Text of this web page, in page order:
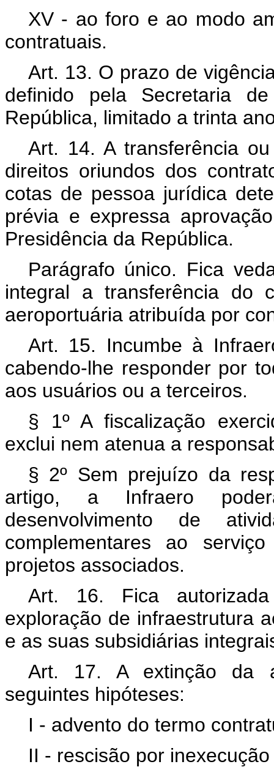
XV - ao foro e ao modo
contratuais.
Art. 13. O prazo de
definido pela Secretaria
República, limitado a trinta
Art. 14. A transferência
direitos oriundos dos
cotas de pessoa jurídica
prévia e expressa
Presidência da República.
Parágrafo único. Fica
integral a transferência do
aeroportuária atribuída por
Art. 15. Incumbe à
cabendo-lhe responder por
aos usuários ou a terceiros.
§ 1º A fiscalização
exclui nem atenua a
§ 2º Sem prejuízo da
artigo, a Infraero
desenvolvimento de
complementares ao
projetos associados.
Art. 16. Fica
exploração de infraestrutura
e as suas subsidiárias
Art. 17. A extinção da
seguintes hipóteses:
I - advento do termo
II - rescisão por